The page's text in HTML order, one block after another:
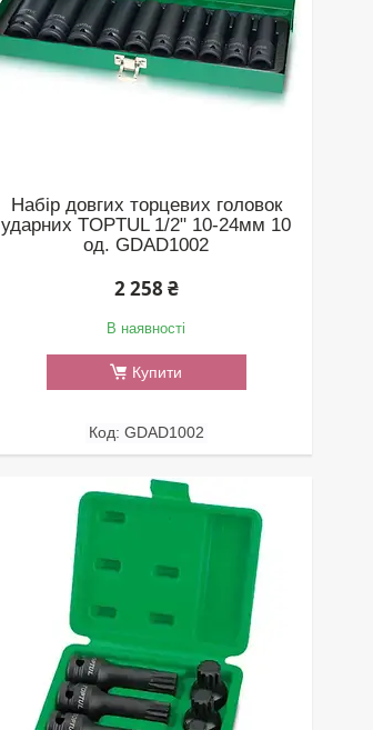
Набір довгих торцевих головок
ударних TOPTUL 1/2" 10-24мм 10
од. GDAD1002
2 258 ₴
В наявності
Купити
GDAD1002